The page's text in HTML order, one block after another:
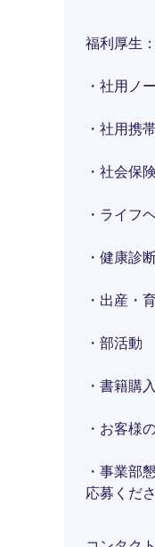
福利厚生：
・社用ノ
・社用携
・社会保
・ライフ
・健康診
・出産・
・部活動
・書籍購
・お客様
・事業部
応募くだ